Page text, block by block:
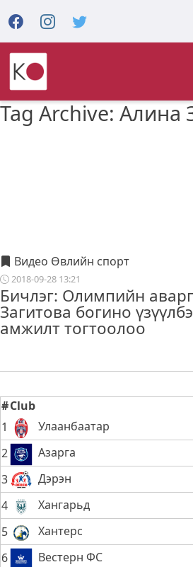
Tag Archive: Алина
Видео Өвлийн спорт
2018-09-28 13:21
Бичлэг: Олимпийн
Загитова богино
амжилт тогтоолоо
#Club
1
Улаанбаатар
2
Азарга
3
Дэрэн
4
Хангарьд
5
Хантерс
6
Вестерн ФС